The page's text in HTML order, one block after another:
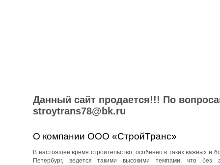
Данный сайт продается!!! По
stroytrans78@bk.ru
О компании ООО «СтройТранс»
В настоящее время строительство, особенно в таких важных и
Петербург, ведется такими высокими темпами, что без